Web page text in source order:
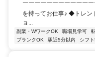
￣￣￣￣￣￣￣￣￣￣￣
を持ってお仕事♪ ◆トレン
ョ...
副業・WワークOK 職場見学可
ブランクOK
駅近5分以内 シフト